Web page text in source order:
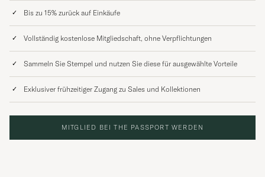
Bis zu 15% zurück auf Einkäufe
Vollständig kostenlose Mitgliedschaft, ohne Verpflichtungen
Sammeln Sie Stempel und nutzen Sie diese für ausgewählte Vorteile
Exklusiver frühzeitiger Zugang zu Sales und Kollektionen
MITGLIED BEI THE PASSPORT WERDEN